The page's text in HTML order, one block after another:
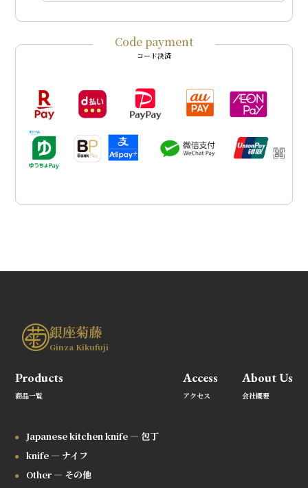
Code payment
コード決済
銀座菊藤
Ginza Kikufuji
Products
商品一覧
Japanese kitchen knife — 包丁
knife — ナイフ
Other — その他
Access
アクセス
About Us
会社概要